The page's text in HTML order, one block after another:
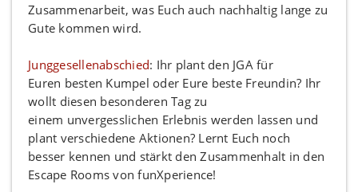
Zusammenarbeit, was Euch auch nachhaltig lange zu
Gute kommen wird.
Junggesellenabschied: Ihr plant den JGA für
Euren besten Kumpel oder Eure beste Freundin? Ihr
wollt diesen besonderen Tag zu
einem unvergesslichen Erlebnis werden lassen und
plant verschiedene Aktionen? Lernt Euch noch
besser kennen und stärkt den Zusammenhalt in den
Escape Rooms von funXperience!